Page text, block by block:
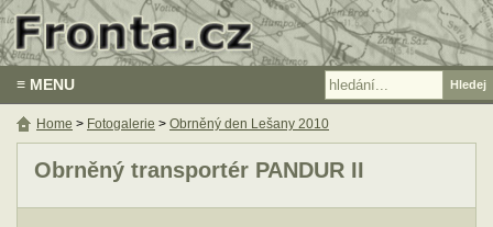
≡ MENU
Obrněný transportér PANDUR II
Home > Fotogalerie > Obrněný den Lešany 2010